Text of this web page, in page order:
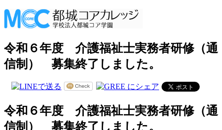
令和６年度 介護福祉士実務者研修（通
信制） 募集終了しました。
令和６年度 介護福祉士実務者研修（通
信制） 募集終了しました。